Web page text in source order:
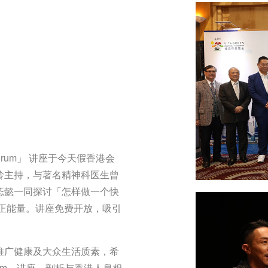
」 讲座于今天假香港会
持，与著名精神科医生曾
一同探讨「怎样做一个快
能量。讲座免费开放，吸引
健康及大众生活质素，希